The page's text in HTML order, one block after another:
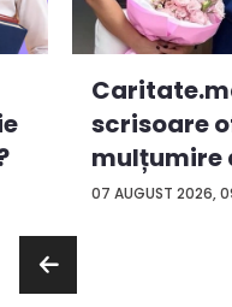
07 AUGUST 2026,
scrisoare
mulțumire